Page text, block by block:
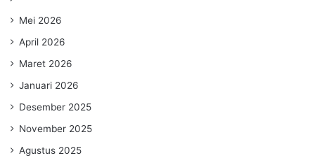
Mei 2026
April 2026
Maret 2026
Januari 2026
Desember 2025
November 2025
Agustus 2025